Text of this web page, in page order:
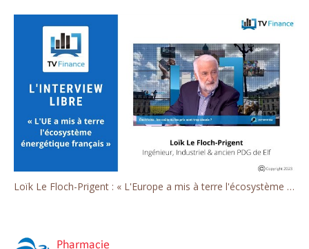
Loïk Le Floch-Prigent : « L'Europe a mis à terre l'écosystème énergétique français »